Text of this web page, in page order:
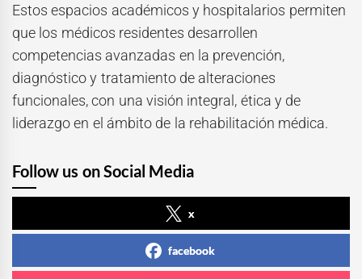
Estos espacios académicos y hospitalarios permiten
que los médicos residentes desarrollen
competencias avanzadas en la prevención,
diagnóstico y tratamiento de alteraciones
funcionales, con una visión integral, ética y de
liderazgo en el ámbito de la rehabilitación médica.
Follow us on Social Media
x
facebook